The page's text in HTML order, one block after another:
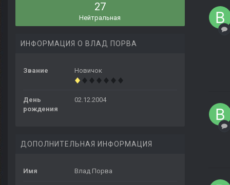
27
Нейтральная
ИНФОРМАЦИЯ О ВЛАД ПОРВА
Звание Новичок
День
рождения
02.12.2004
ДОПОЛНИТЕЛЬНАЯ ИНФОРМАЦИЯ
Имя Влад Порва